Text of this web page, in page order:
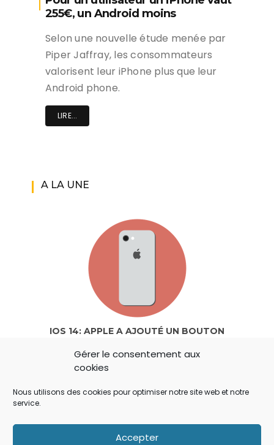
Gérer le consentement aux
cookies
Nous utilisons des cookies pour optimiser notre site web et notre
service.
Accepter
255€, un Android moins
Selon une nouvelle étude menée par
Piper Jaffray, les consommateurs
valorisent leur iPhone plus que leur
Android phone.
LIRE...
A LA UNE
IOS 14: APPLE A AJOUTÉ UN BOUTON
SECRET QUI A ÉCHAPPÉ À TOUT LE MONDE !